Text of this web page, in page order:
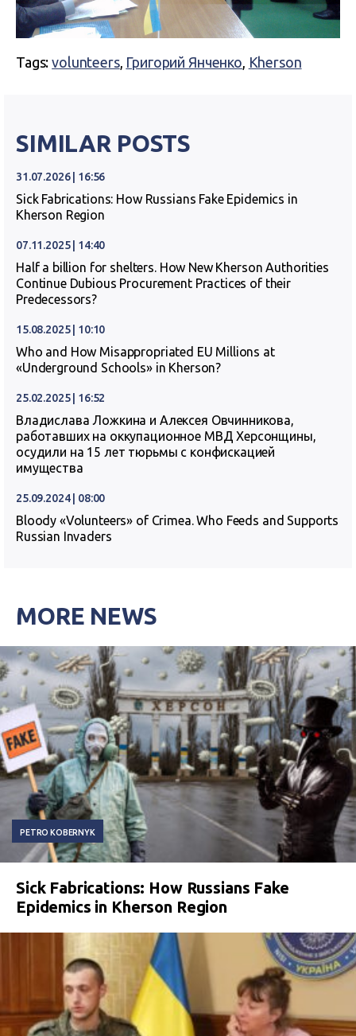
Tags:volunteers, Григорий Янченко Kherson
SIMILAR POSTS
31.07.2026 | 16:56
Sick Fabrications: How Russians Fake Epidemics in
Kherson Region
07.11.2025 | 14:40
Half a billion for shelters. How New Kherson Authorities
Continue Dubious Procurement Practices of their
Predecessors?
15.08.2025 | 10:10
Who and How Misappropriated EU Millions at
«Underground Schools» in Kherson?
25.02.2025 | 16:52
Владислава Ложкина и Алексея Овчинникова,
работавших на оккупационное МВД Херсонщины,
осудили на 15 лет тюрьмы с конфискацией
имущества
25.09.2024 | 08:00
Bloody «Volunteers» of Crimea. Who Feeds and Supports
Russian Invaders
MORE NEWS
PETRO KOBERNYK
Sick Fabrications: How Russians Fake
Epidemics in Kherson Region